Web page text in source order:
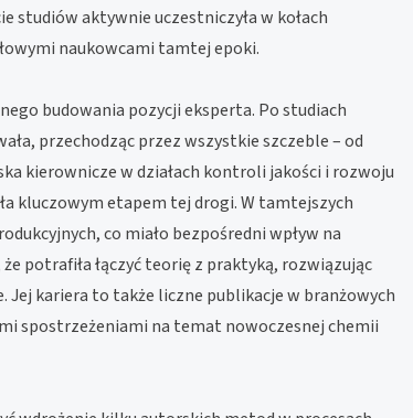
studiów aktywnie uczestniczyła w kołach
naukowcami tamtej epoki.
budowania pozycji eksperta. Po studiach
przechodząc przez wszystkie szczeble – od
kierownicze w działach kontroli jakości i rozwoju
kluczowym etapem tej drogi. W tamtejszych
co miało bezpośredni wpływ na
potrafiła łączyć teorię z praktyką, rozwiązując
kariera to także liczne publikacje w branżowych
spostrzeżeniami na temat nowoczesnej chemii